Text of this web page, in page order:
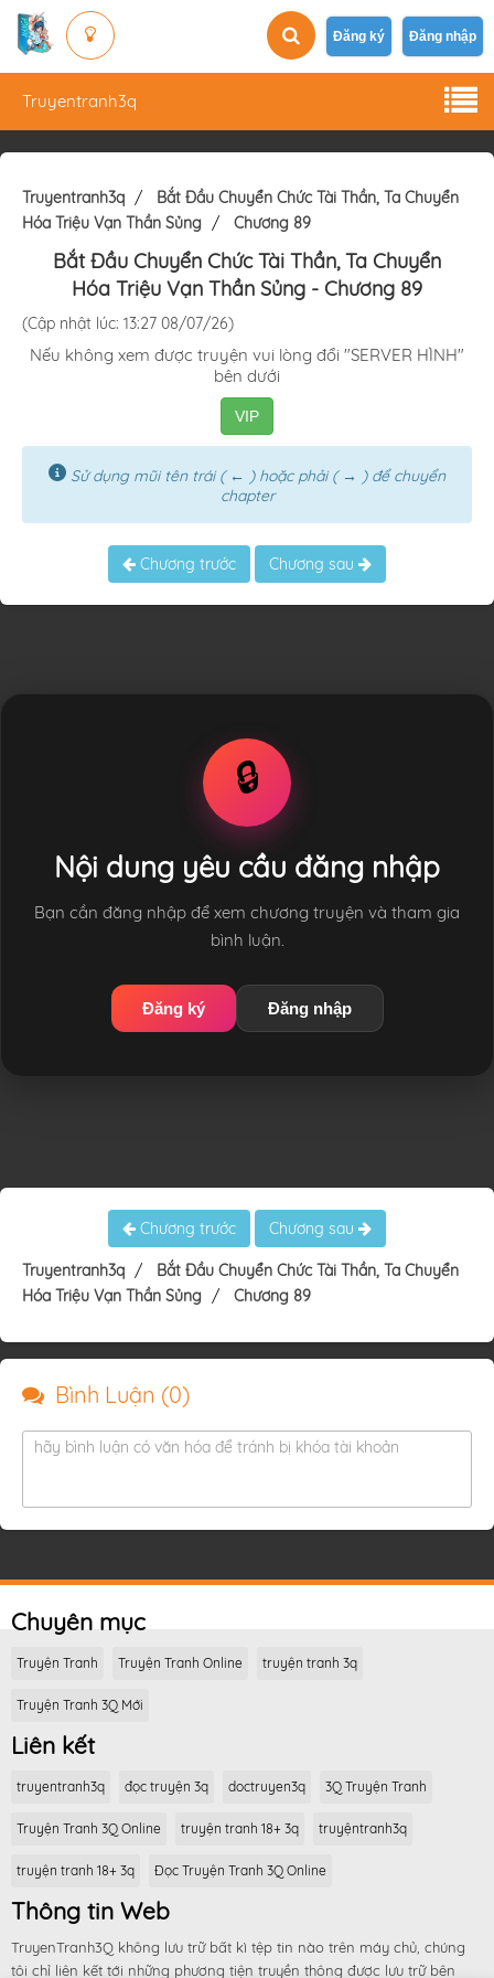
Đăng ký Đăng nhập
Truyentranh3q
Truyentranh3q
Bắt Đầu Chuyển Chức Tài Thần, Ta Chuyển
Hóa Triệu Vạn Thần Sủng
Chương 89
Bắt Đầu Chuyển Chức Tài Thần, Ta Chuyển
Hóa Triệu Vạn Thần Sủng - Chương 89
(Cập nhật lúc: 13:27 08/07/26)
Nếu không xem được truyện vui lòng đổi "SERVER HÌNH"
bên dưới
VIP
Sử dụng mũi tên trái ( ← ) hoặc phải ( → ) để chuyển
chapter
Chương trước Chương sau
🔒
Nội dung yêu cầu đăng nhập
Bạn cần đăng nhập để xem chương truyện và tham gia
bình luận.
Đăng ký Đăng nhập
Chương trước Chương sau
Truyentranh3q
Bắt Đầu Chuyển Chức Tài Thần, Ta Chuyển
Hóa Triệu Vạn Thần Sủng
Chương 89
Bình Luận (0)
hãy bình luận có văn hóa để tránh bị khóa tài khoản
Chuyên mục
Truyện Tranh Truyện Tranh Online truyện tranh 3q
Truyện Tranh 3Q Mới
Liên kết
truyentranh3q đọc truyện 3q doctruyen3q 3Q Truyện Tranh
Truyện Tranh 3Q Online truyện tranh 18+ 3q truyệntranh3q
truyện tranh 18+ 3q Đọc Truyện Tranh 3Q Online
Thông tin Web
TruyenTranh3Q không lưu trữ bất kì tệp tin nào trên máy chủ, chúng
tôi chỉ liên kết tới những phương tiện truyền thông được lưu trữ bên